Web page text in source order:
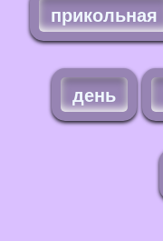
прикольная
день